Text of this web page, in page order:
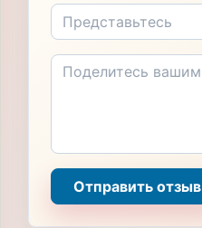
Отправить отзыв